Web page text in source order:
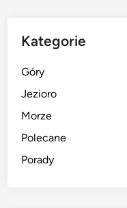
Kategorie
Góry
Jezioro
Morze
Polecane
Porady